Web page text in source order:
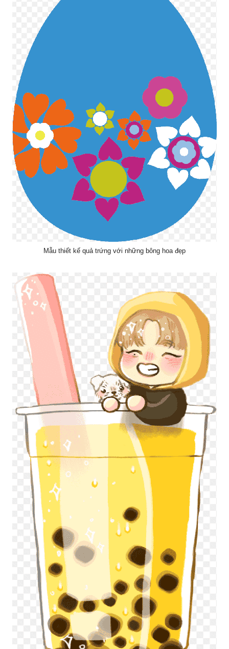
Mẫu thiết kế quả trứng với những bông hoa đẹp